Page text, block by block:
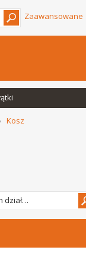
Zaawansowane
Kosz